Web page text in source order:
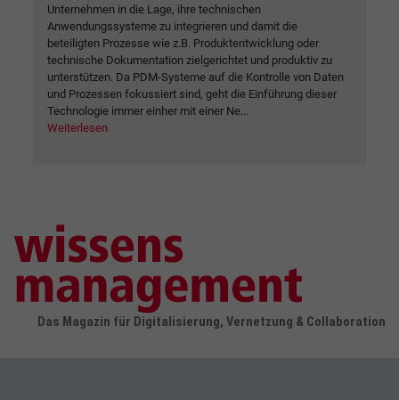
Unternehmen in die Lage, ihre technischen
Anwendungssysteme zu integrieren und damit die
beteiligten Prozesse wie z.B. Produktentwicklung oder
technische Dokumentation zielgerichtet und produktiv zu
unterstützen. Da PDM-Systeme auf die Kontrolle von Daten
und Prozessen fokussiert sind, geht die Einführung dieser
Technologie immer einher mit einer Ne...
Weiterlesen
Das Magazin für Digitalisierung, Vernetzung & Collaboration